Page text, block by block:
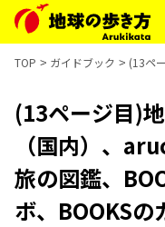
TOP ガイドブック (13ペ
(13ページ目)
（国内）、
旅の図鑑、
ボ、BOOKS